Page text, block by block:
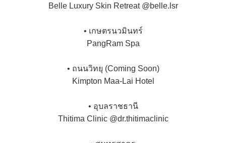
Belle Luxury Skin Retreat @belle.lsr
• เกษตรนวมินทร์
PangRam Spa
• ถนนวิทยุ (Coming Soon)
Kimpton Maa-Lai Hotel
• อุบลราชธานี
Thitima Clinic @dr.thitimaclinic